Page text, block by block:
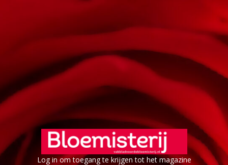
Log in om toegang te krijgen tot het magazine